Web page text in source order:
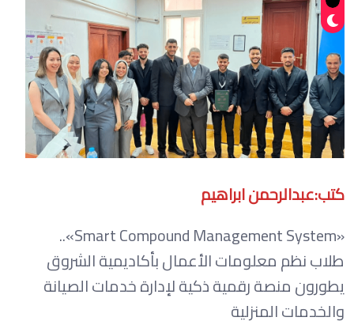
كتب:عبدالرحمن ابراهيم
«Smart Compound Management System»..
طلاب نظم معلومات الأعمال بأكاديمية الشروق
يطورون منصة رقمية ذكية لإدارة خدمات الصيانة
والخدمات المنزلية